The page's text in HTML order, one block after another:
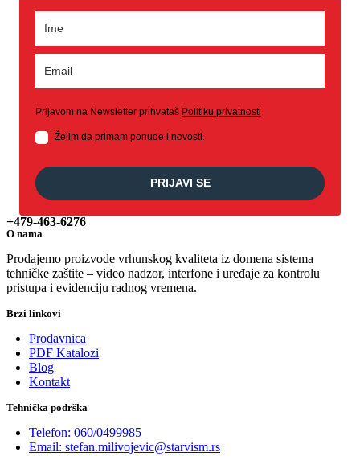
Prijavom na Newsletter prihvataš Politiku privatnosti
Želim da primam ponude i novosti.
PRIJAVI SE
+479-463-6276
O nama
Prodajemo proizvode vrhunskog kvaliteta iz domena sistema
tehničke zaštite – video nadzor, interfone i uređaje za kontrolu
pristupa i evidenciju radnog vremena.
Brzi linkovi
Prodavnica
PDF Katalozi
Blog
Kontakt
Tehnička podrška
Telefon: 060/0499985
Email: stefan.milivojevic@starvism.rs